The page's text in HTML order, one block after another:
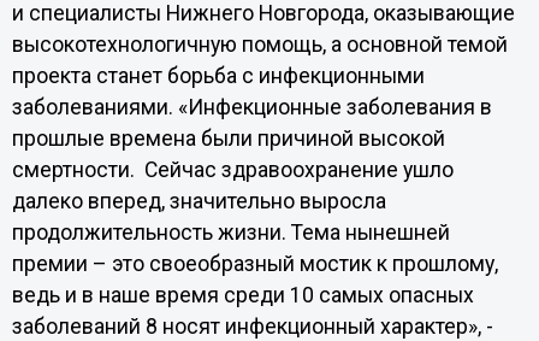
и специалисты Нижнего Новгорода, оказывающие
высокотехнологичную помощь, а основной темой
проекта станет борьба с инфекционными
заболеваниями. «Инфекционные заболевания в
прошлые времена были причиной высокой
смертности. Сейчас здравоохранение ушло
далеко вперед, значительно выросла
продолжительность жизни. Тема нынешней
премии – это своеобразный мостик к прошлому,
ведь и в наше время среди 10 самых опасных
заболеваний 8 носят инфекционный характер», -